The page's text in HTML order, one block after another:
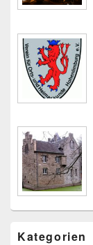
Kategorien